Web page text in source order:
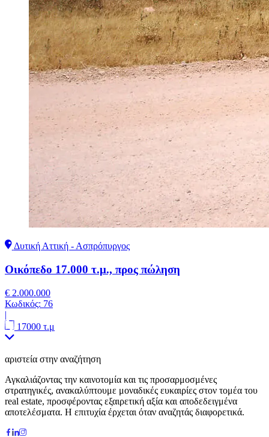
Δυτική Αττική - Ασπρόπυργος
Οικόπεδο 17.000 τ.μ., προς πώληση
€ 2.000.000
Κωδικός: 76
|
17000 τ.μ
αριστεία στην αναζήτηση
Αγκαλιάζοντας την καινοτομία και τις προσαρμοσμένες
στρατηγικές, ανακαλύπτουμε μοναδικές ευκαιρίες στον τομέα του
real estate, προσφέροντας εξαιρετική αξία και αποδεδειγμένα
αποτελέσματα. Η επιτυχία έρχεται όταν αναζητάς διαφορετικά.